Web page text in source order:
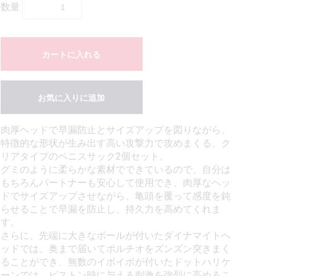
数量
カートに入れる
お気に入りに追加
肉厚ヘッドで早漏防止とサイズアップを図りながら、
特徴的な形状が生み出す高い攻撃力で攻めまくる、ク
リアタイプのペニスサック2個セット。
グミのように柔らかな素材でできているので、自分は
もちろんパートナーも安心して使用でき、肉厚なヘッ
ドでサイズアップさせながら、亀頭を覆って感度を鈍
らせることで早漏を防止し、持久力を高めてくれま
す。
さらに、先端に大きなボールが付いたダイナマイトヘ
ッドでは、奥まで届いてポルチオをズンズン突きまく
ることができ、無数のイボイボが付いたドットハリケ